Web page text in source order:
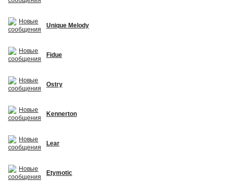
Unique Melody
Fidue
Ostry
Kennerton
Lear
Etymotic